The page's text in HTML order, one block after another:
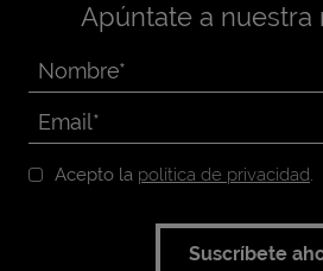
Apúntate a nuestra
Acepto la política de privacidad.
Suscríbete